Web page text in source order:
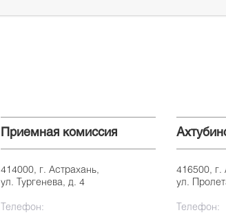
Приемная комиссия
414000, г. Астрахань,
ул. Тургенева, д. 4
Телефон:
416500, г.
ул.
Телефон: